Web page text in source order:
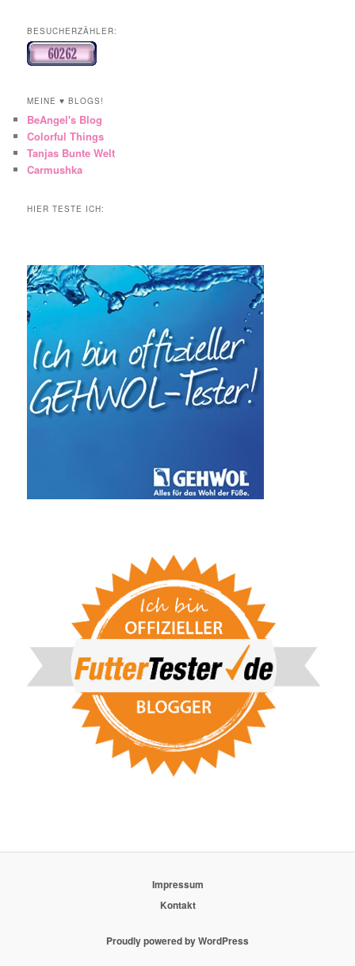
BESUCHERZÄHLER:
MEINE ♥ BLOGS!
BeAngel's Blog
Colorful Things
Tanjas Bunte Welt
Carmushka
HIER TESTE ICH:
Impressum
Kontakt
Proudly powered by WordPress